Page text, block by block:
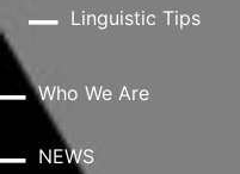
Linguistic Tips
Who We Are
NEWS